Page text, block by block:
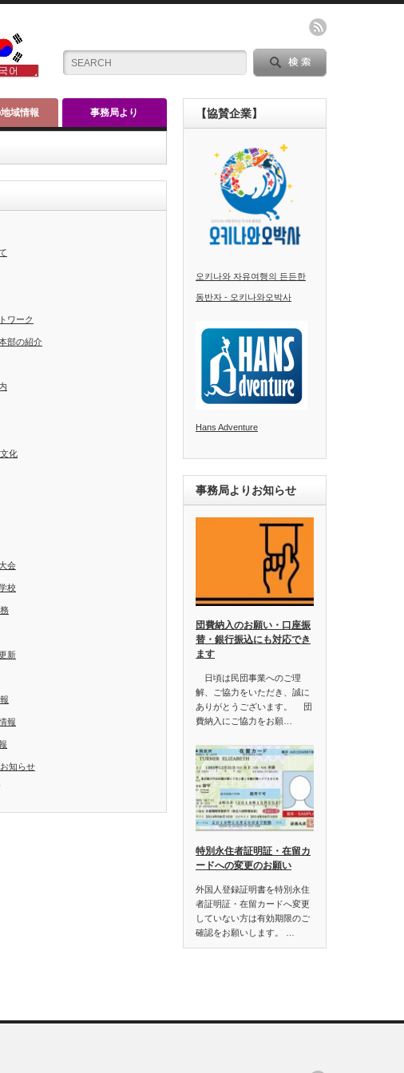
域情報 事務局より
ワーク
部の紹介
化
会
校
新
報
知らせ
【協賛企業】
오키나와 자유여행의 든든한
동반자 - 오키나와오박사
Hans Adventure
事務局よりお知らせ
団費納入のお願い・口座振
替・銀行振込にも対応でき
ます
日頃は民団事業へのご理
解、ご協力をいただき、誠に
ありがとうございます。 団
費納入にご協力をお願…
特別永住者証明証・在留カ
ードへの変更のお願い
外国人登録証明書を特別永住
者証明証・在留カードへ変更
していない方は有効期限のご
確認をお願いします。 …